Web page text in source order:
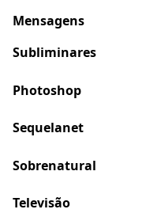
Mensagens
Subliminares
Photoshop
Sequelanet
Sobrenatural
Televisão